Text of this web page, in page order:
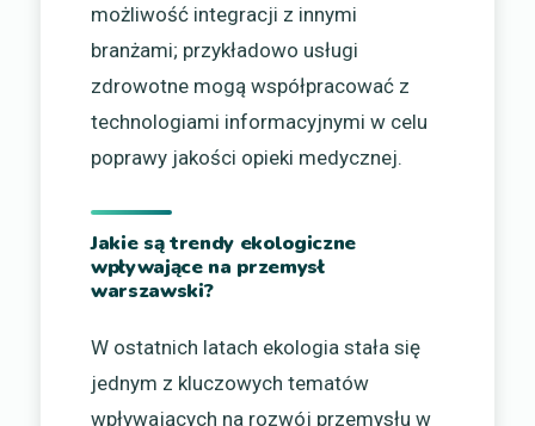
możliwość integracji z innymi
branżami; przykładowo usługi
zdrowotne mogą współpracować z
technologiami informacyjnymi w celu
poprawy jakości opieki medycznej.
Jakie są trendy ekologiczne
wpływające na przemysł
warszawski?
W ostatnich latach ekologia stała się
jednym z kluczowych tematów
wpływających na rozwój przemysłu w